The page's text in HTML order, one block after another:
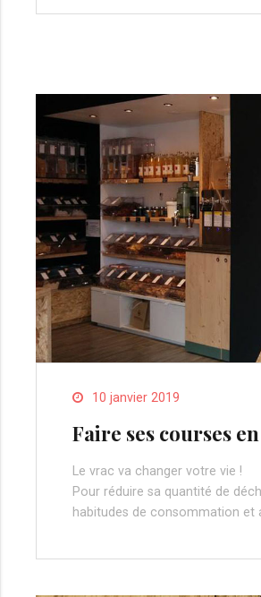
10 janvier 2019
Faire ses courses
Le vrac va changer votre vie !
Pour réduire sa quantité de
habitudes de consommation et